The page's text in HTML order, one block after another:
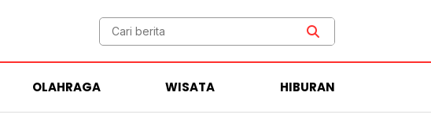
OLAHRAGA WISATA HIBURAN